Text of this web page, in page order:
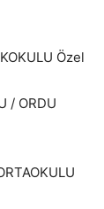
Özel
/ ORDU